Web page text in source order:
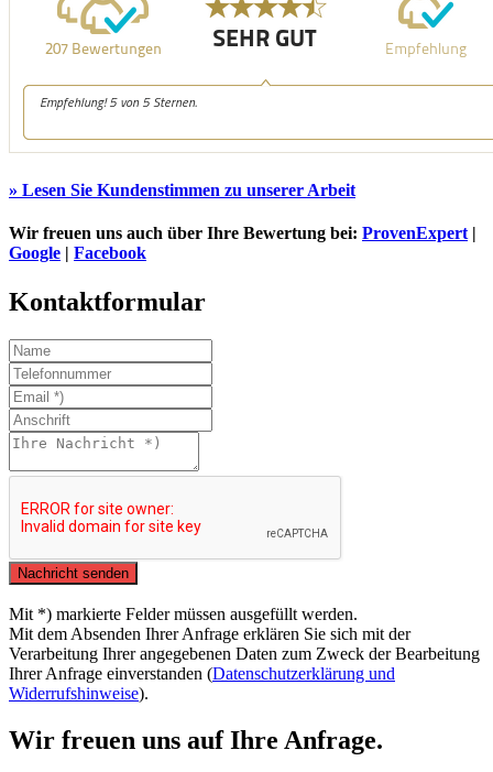
» Lesen Sie Kundenstimmen zu unserer Arbeit
Wir freuen uns auch über Ihre Bewertung bei: ProvenExpert|
Google
Facebook
Kontaktformular
Mit *) markierte Felder müssen ausgefüllt werden.
Mit dem Absenden Ihrer Anfrage erklären Sie sich mit der
Verarbeitung Ihrer angegebenen Daten zum Zweck der Bearbeitung
Ihrer Anfrage einverstanden (Datenschutzerklärung und
Widerrufshinweise).
Wir freuen uns auf Ihre Anfrage.